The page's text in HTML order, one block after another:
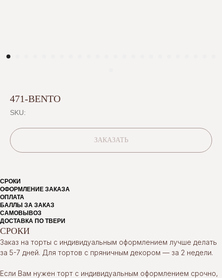
471-BENTO
SKU:
ЗАКАЗАТЬ
СРОКИ
ОФОРМЛЕНИЕ ЗАКАЗА
ОПЛАТА
БАЛЛЫ ЗА ЗАКАЗ
САМОВЫВОЗ
ДОСТАВКА ПО ТВЕРИ
СРОКИ
Заказ на торты с индивидуальным оформлением лучше делать
за 5-7 дней. Для тортов с пряничным декором — за 2 недели.
Если Вам нужен торт с индивидуальным оформлением срочно,